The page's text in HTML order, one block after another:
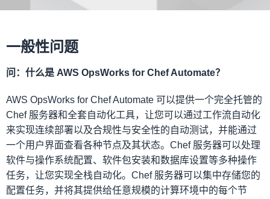
一般性问题
问：什么是 AWS OpsWorks for Chef Automate？
AWS OpsWorks for Chef Automate 可以提供一个完全托管的
Chef 服务器和全套自动化工具，让您可以通过工作流自动化
来实现连续部署以及合规性与安全性的自动测试，并能通过
一个用户界面查看各种节点及其状态。Chef 服务器可以处理
软件与操作系统配置、软件包安装和数据库设置等多种操作
任务，让您实现全栈自动化。Chef 服务器可以集中存储您的
配置任务，并将其提供给任意规模的计算环境中的每个节